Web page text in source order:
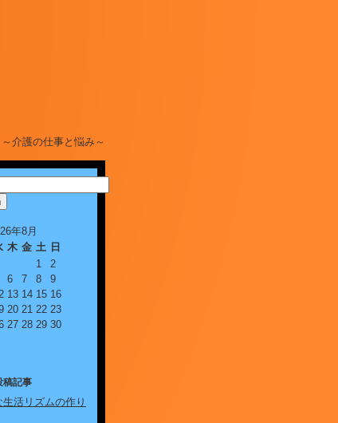
～介護の仕事と悩み～
年8月
木 金 土 日
1
2
6 7 8
9
13 14 15 16
20 21 22 23
27 28 29 30
稿記事
活リズムの作り